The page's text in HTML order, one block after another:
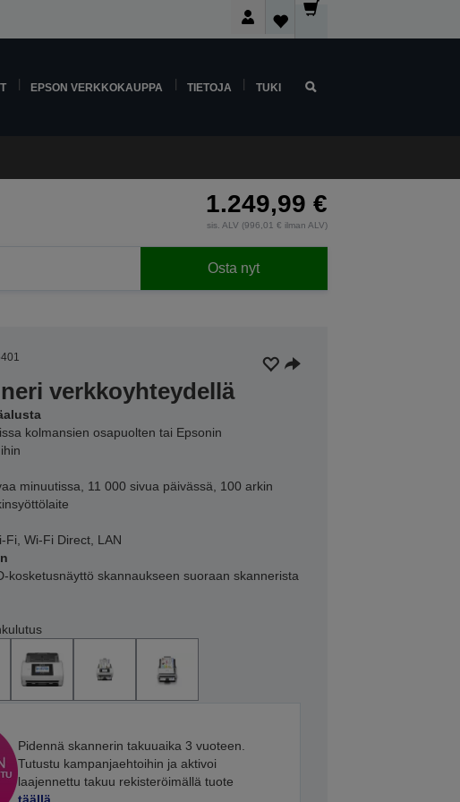
EPSON VERKKOKAUPPA TIETOJA TUKI
1.249,99 €
sis. ALV (996,01 € ilman ALV)
Osta nyt
verkkoyhteydellä
kolmansien osapuolten tai Epsonin
minuutissa, 11 000 sivua päivässä, 100 arkin
Fi, Wi-Fi Direct, LAN
kosketusnäyttö skannaukseen suoraan skannerista
Pidennä skannerin takuuaika 3 vuoteen.
Tutustu kampanjaehtoihin ja aktivoi
laajennettu takuu rekisteröimällä tuote